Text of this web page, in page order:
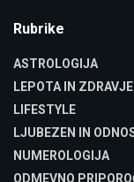
Rubrike
ASTROLOGIJA
LEPOTA IN ZDRAVJE
LIFESTYLE
LJUBEZEN IN
NUMEROLOGIJA
ODMEVNO